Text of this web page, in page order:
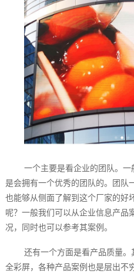
一个主要是看企业的团队。
是会拥有一个优秀的团队的。团队
也能够从侧面了解到这个厂家的好
呢？一般我们可以从企业信息产品
况，同时也可以参考其案例。
还有一个方面是看产品质量
全彩屏，各种产品案例也是层出不